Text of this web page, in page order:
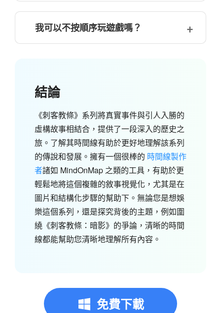
我可以不按順序玩遊戲嗎？
結論
《刺客教條》系列將真實事件與引人入勝的
虛構故事相結合，提供了一段深入的歷史之
旅。了解其時間線有助於更好地理解該系列
的傳說和發展。擁有一個很棒的 時間線製作
者諸如 MindOnMap 之類的工具，有助於更
輕鬆地將這個複雜的敘事視覺化，尤其是在
圖片和結構化步驟的幫助下。無論您是想娛
樂這個系列，還是探究背後的主題，例如圍
繞《刺客教條：暗影》的爭論，清晰的時間
線都能幫助您清晰地理解所有內容。
免費下載